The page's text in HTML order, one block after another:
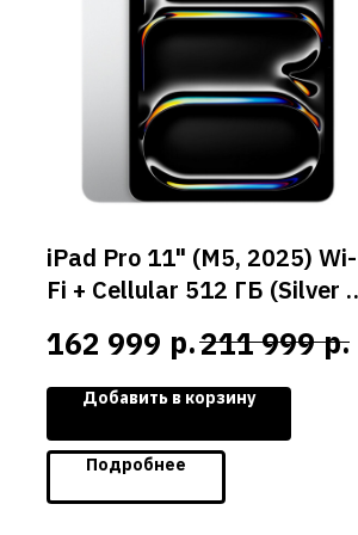
iPad Pro 11" (M5, 2025) Wi-
Fi + Cellular 512 ГБ (Silver /
162 999 р.211 999 р.
Добавить в корзину
Подробнее